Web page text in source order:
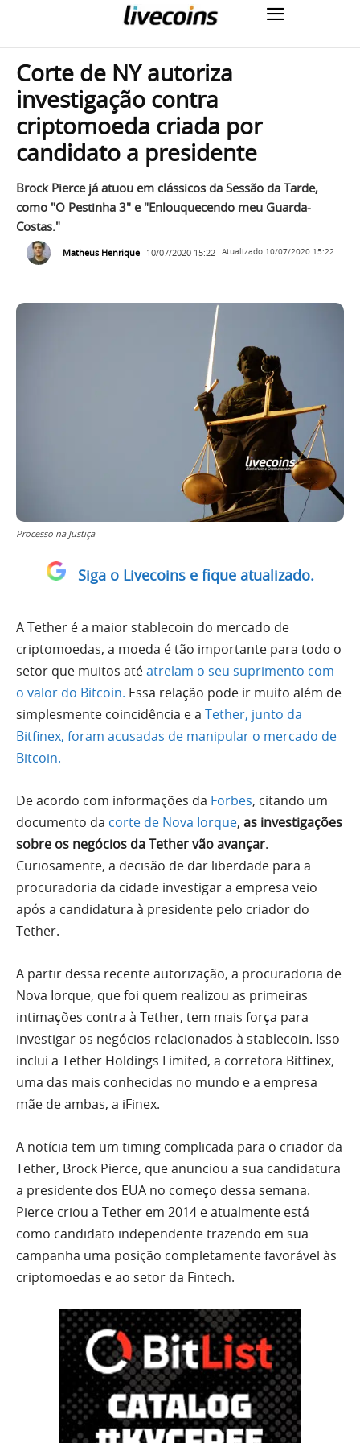
Corte de NY autoriza
investigação contra
criptomoeda criada por
candidato a presidente
Brock Pierce já atuou em clássicos da Sessão da Tarde,
como "O Pestinha 3" e "Enlouquecendo meu Guarda-
Costas."
Matheus Henrique 10/07/2020 15:22 Atualizado 10/07/2020 15:22
Processo na Justiça
Siga o Livecoins e fique atualizado.
A Tether é a maior stablecoin do mercado de
criptomoedas, a moeda é tão importante para todo o
setor que muitos atéatrelam o seu suprimento com
o valor do Bitcoin. Essa relação pode ir muito além de
simplesmente coincidência e a Tether, junto da
Bitfinex, foram acusadas de manipular o mercado de
Bitcoin.
De acordo com informações da Forbes, citando um
documento da corte de Nova Iorque, as investigações
sobre os negócios da Tether vão avançar.
Curiosamente, a decisão de dar liberdade para a
procuradoria da cidade investigar a empresa veio
após a candidatura à presidente pelo criador do
Tether.
A partir dessa recente autorização, a procuradoria de
Nova Iorque, que foi quem realizou as primeiras
intimações contra à Tether, tem mais força para
investigar os negócios relacionados à stablecoin. Isso
inclui a Tether Holdings Limited, a corretora Bitfinex,
uma das mais conhecidas no mundo e a empresa
mãe de ambas, a iFinex.
A notícia tem um timing complicada para o criador da
Tether, Brock Pierce, que anunciou a sua candidatura
a presidente dos EUA no começo dessa semana.
Pierce criou a Tether em 2014 e atualmente está
como candidato independente trazendo em sua
campanha uma posição completamente favorável às
criptomoedas e ao setor da Fintech.